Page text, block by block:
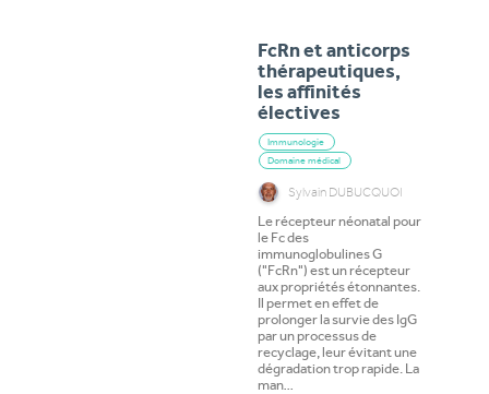
FcRn et anticorps
thérapeutiques,
les affinités
électives
Immunologie
Domaine médical
Sylvain DUBUCQUOI
Le récepteur néonatal pour
le Fc des
immunoglobulines G
("FcRn") est un récepteur
aux propriétés étonnantes.
Il permet en effet de
prolonger la survie des IgG
par un processus de
recyclage, leur évitant une
dégradation trop rapide. La
man…